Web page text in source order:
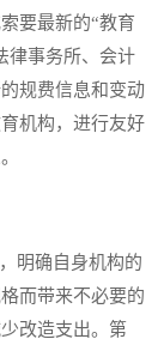
要最新的“教育
律事务所、会计
规费信息和变动
机构，进行友好
明确自身机构的
而带来不必要的
改造支出。第